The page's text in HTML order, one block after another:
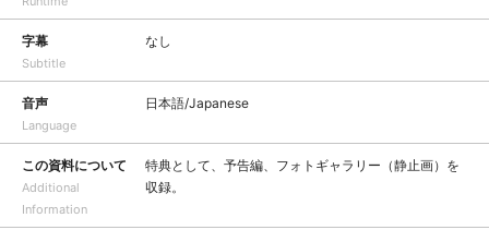
字幕
Subtitle
なし
音声
Language
日本語/Japanese
この資料について
Additional
Information
特典として、予告編、フォトギャラリー（静止画）を
収録。